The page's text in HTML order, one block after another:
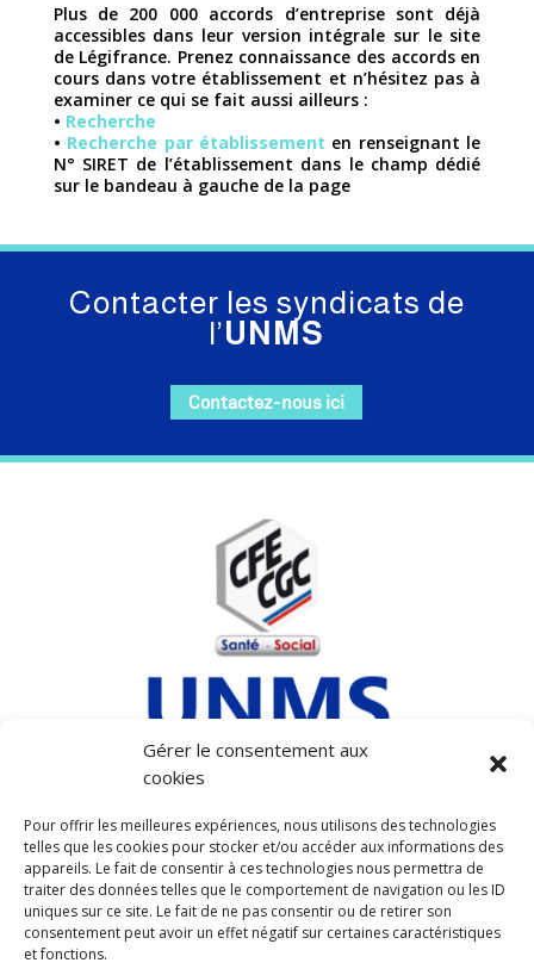
Gérer le consentement aux
cookies
Pour offrir les meilleures expériences, nous utilisons des technologies
telles que les cookies pour stocker et/ou accéder aux informations des
appareils. Le fait de consentir à ces technologies nous permettra de
traiter des données telles que le comportement de navigation ou les ID
uniques sur ce site. Le fait de ne pas consentir ou de retirer son
consentement peut avoir un effet négatif sur certaines caractéristiques
et fonctions.
Plus de 200 000 accords d’entreprise sont déjà
accessibles dans leur version intégrale sur le site
de Légifrance. Prenez connaissance des accords en
cours dans votre établissement et n’hésitez pas à
examiner ce qui se fait aussi ailleurs :
• Recherche
• Recherche par établissement en renseignant le
N° SIRET de l’établissement dans le champ dédié
sur le bandeau à gauche de la page
Contacter les syndicats de
l’UNMS
Contactez-nous ici
MENTIONS LEGALES
POLITIQUE DE COOKIES (UE)
POLITIQUE DE CONFIDENTIALITÉ